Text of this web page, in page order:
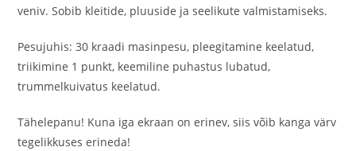
veniv. Sobib kleitide, pluuside ja seelikute valmistamiseks.
Pesujuhis: 30 kraadi masinpesu, pleegitamine keelatud,
triikimine 1 punkt, keemiline puhastus lubatud,
trummelkuivatus keelatud.
Tähelepanu! Kuna iga ekraan on erinev, siis võib kanga värv
tegelikkuses erineda!